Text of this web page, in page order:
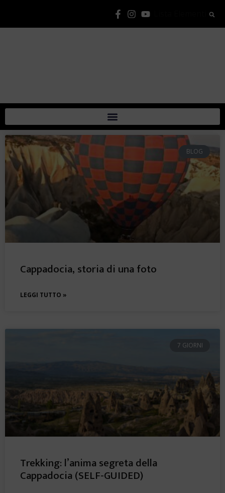
BLOG
Cappadocia, storia di una foto
LEGGI TUTTO »
7 GIORNI
Trekking: l’anima segreta della
Cappadocia (SELF-GUIDED)